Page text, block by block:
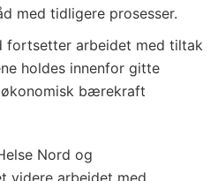
med tidligere prosesser.
fortsetter arbeidet med tiltak
holdes innenfor gitte
bærekraft
Nord og
videre arbeidet med